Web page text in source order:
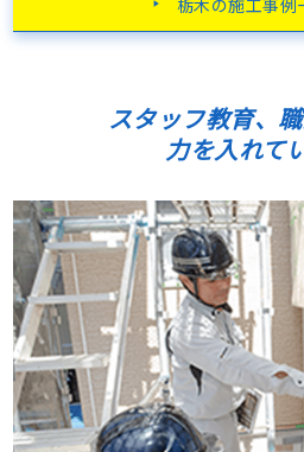
スタッフ教育、
力を入れて